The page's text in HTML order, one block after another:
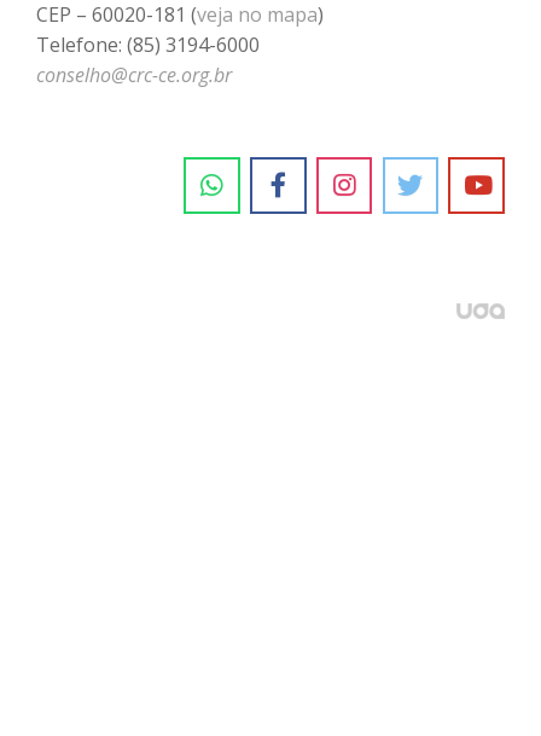
CEP – 60020-181 (veja no mapa)
Telefone: (85) 3194-6000
conselho@crc-ce.org.br